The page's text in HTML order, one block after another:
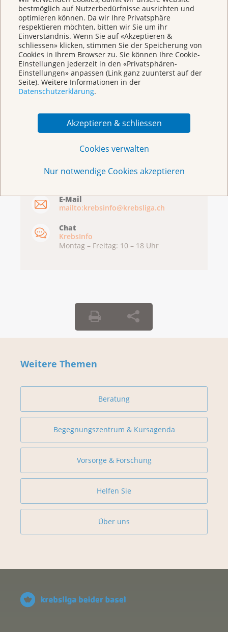
bestmöglich auf Nutzerbedürfnisse ausrichten und
optimieren können. Da wir Ihre Privatsphäre
respektieren möchten, bitten wir Sie um ihr
Einverständnis. Wenn Sie auf «Akzeptieren &
schliessen» klicken, stimmen Sie der Speicherung von
Cookies in Ihrem Browser zu. Sie können Ihre Cookie-
Einstellungen jederzeit in den «Privatsphären-
Einstellungen» anpassen (Link ganz zuunterst auf der
Seite). Weitere Informationen in der
Datenschutzerklärung.
Akzeptieren & schliessen
Cookies verwalten
Nur notwendige Cookies akzeptieren
Broschüren/Shop
0800 11 88 11
E-Mail
mailto:krebsinfo@krebsliga.ch
Chat
KrebsInfo
Montag – Freitag: 10 – 18 Uhr
Weitere Themen
Beratung
Begegnungszentrum & Kursagenda
Vorsorge & Forschung
Helfen Sie
Über uns